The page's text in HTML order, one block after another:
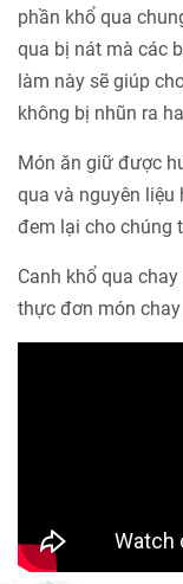
phần khổ qua
qua bị nát mà các
làm này sẽ giúp
không bị nhũn ra
Món ăn giữ được
qua và nguyên
đem lại cho chúng
Canh khổ qua
thực đơn món